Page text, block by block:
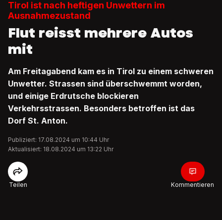
Tirol ist nach heftigen Unwettern im
Ausnahmezustand
Flut reisst mehrere Autos
mit
Am Freitagabend kam es in Tirol zu einem schweren
Unwetter. Strassen sind überschwemmt worden,
und einige Erdrutsche blockieren
Verkehrsstrassen. Besonders betroffen ist das
Dorf St. Anton.
Publiziert: 17.08.2024 um 10:44 Uhr
Aktualisiert: 18.08.2024 um 13:22 Uhr
Teilen Kommentieren